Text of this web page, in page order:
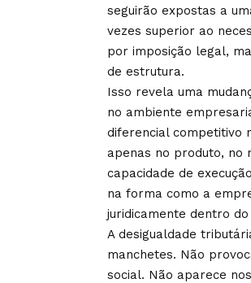
seguirão expostas a
vezes superior ao
por imposição legal,
de estrutura.
Isso revela uma
no ambiente
diferencial competitivo
apenas no produto, no
capacidade de
na forma como a
juridicamente dentro
A desigualdade
manchetes. Não
social. Não aparece